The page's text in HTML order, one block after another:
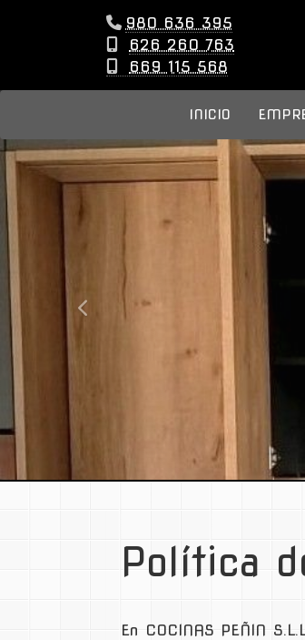
980 636 395
626 260 763
669 115 568
INICIO
Política
En COCINAS PEÑIN